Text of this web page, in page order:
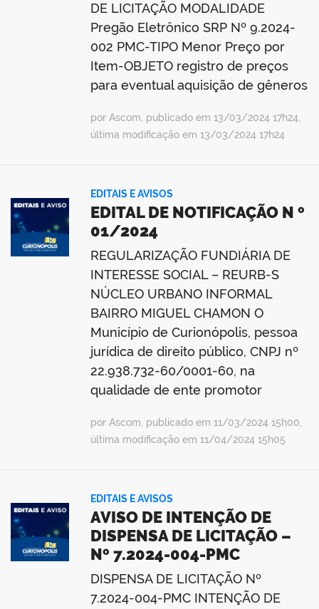
DE LICITAÇÃO MODALIDADE
Pregão Eletrônico SRP Nº 9.2024-
002 PMC-TIPO Menor Preço por
Item-OBJETO registro de preços
para eventual aquisição de gêneros
por Ascom, publicado em 13/03/2024 17h24,
última modificação em 13/03/2024 17h24
EDITAIS E AVISOS
EDITAL DE NOTIFICAÇÃO N º
01/2024
REGULARIZAÇÃO FUNDIÁRIA DE
INTERESSE SOCIAL – REURB-S
NÚCLEO URBANO INFORMAL
BAIRRO MIGUEL CHAMON O
Município de Curionópolis, pessoa
jurídica de direito público, CNPJ nº
22.938.732-60/0001-60, na
qualidade de ente promotor
por Ascom, publicado em 11/03/2024 15h00,
última modificação em 11/04/2024 15h05
EDITAIS E AVISOS
AVISO DE INTENÇÃO DE
DISPENSA DE LICITAÇÃO –
Nº 7.2024-004-PMC
DISPENSA DE LICITAÇÃO Nº
7.2024-004-PMC INTENÇÃO DE